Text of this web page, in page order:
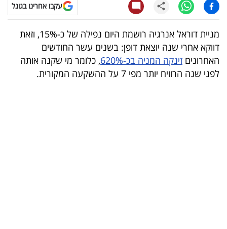
עסקי
ספורט
קריירה
ולימודים
עקבו אחרינו בגוגל
מניית דוראל אנרגיה רושמת היום נפילה של כ-15%, וזאת
דווקא אחרי שנה יוצאת דופן: בשנים עשר החודשים
האחרונים זינקה המניה בכ-620%
, כלומר מי שקנה אותה
לפני שנה הרוויח יותר מפי 7 על ההשקעה המקורית.